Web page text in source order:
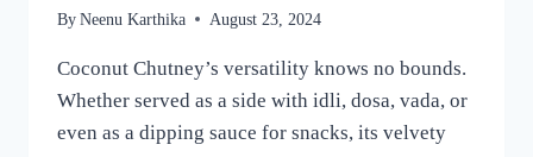
By Neenu Karthika August 23, 2024
Coconut Chutney’s versatility knows no bounds.
Whether served as a side with idli, dosa, vada, or
even as a dipping sauce for snacks, its velvety